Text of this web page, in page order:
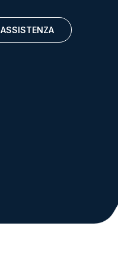
ASSISTENZA